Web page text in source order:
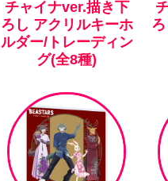
チャイナver.描き下
ろし アクリルキーホ
ルダー/トレーディン
グ(全8種)